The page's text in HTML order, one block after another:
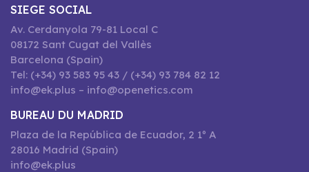
SIEGE SOCIAL
Av. Cerdanyola 79-81 Local C
08172 Sant Cugat del Vallès
Barcelona (Spain)
Tel: (+34) 93 583 95 43 / (+34) 93 784 82 12
info@ek.plus – info@openetics.com
BUREAU DU MADRID
Plaza de la República de Ecuador, 2 1º A
28016 Madrid (Spain)
info@ek.plus